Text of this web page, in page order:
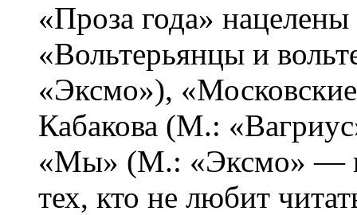
«Проза года»
«Вольтерьянцы и
«Эксмо»),
Кабакова (М.:
«Мы» (М.: «Эксмо» — в
тех, кто не любит